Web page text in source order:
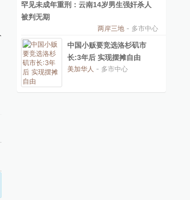
罕见未成年重刑：云南14岁男生强奸杀人
被判无期
两岸三地 - 多市中心
中国小贩要竞选洛杉矶市
长:3年后 实现摆摊自由
美加华人 - 多市中心